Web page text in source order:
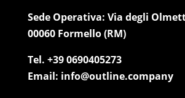
Sede Operativa: Via degli
00060 Formello (RM)
Tel. +39 0690405273
Email: info@outline.company